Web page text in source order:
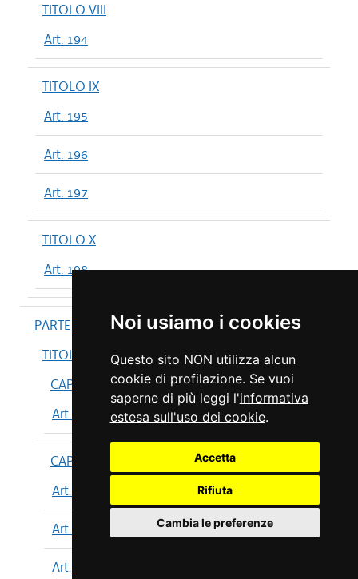
Noi usiamo i cookies
Questo sito NON utilizza alcun
cookie di profilazione. Se vuoi
saperne di più leggi l'informativa
estesa sull'uso dei cookie.
Accetta
Rifiuta
Cambia le preferenze
TITOLO VIII
Art. 194
TITOLO IX
Art. 195
Art. 196
Art. 197
TITOLO X
Art. 198
PARTE IV
TITOLO I
CAPO I
Art. 199
CAPO II
Art. 200
Art. 201
Art. 202